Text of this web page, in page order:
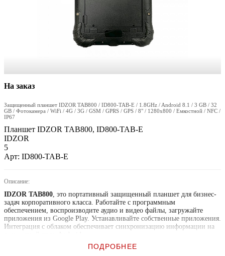
На заказ
Защищенный планшет IDZOR TAB800 / ID800-TAB-E / 1.8GHz / Android 8.1 / 3 GB / 32
GB / Фотокамера / WiFi / 4G / 3G / GSM / GPRS / GPS / 8" / 1280x800 / Емкостной / NFC /
IP67
Планшет IDZOR TAB800, ID800-TAB-E
IDZOR
5
Арт: ID800-TAB-E
Описание:
IDZOR TAB800, это портативный защищенный планшет для бизнес-
задач корпоративного класса. Работайте с программным
обеспечением, воспроизводите аудио и видео файлы, загружайте
приложения из Google Play. Устанавливайте собственные приложения.
Интеграция с облаком обеспечивает синхронизацию информации на
Оптимизированный мультитач экран, одинаково хорошо реагирует на
ПОДРОБНЕЕ